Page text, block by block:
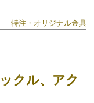
特注・オリジナル金具
クル、アク